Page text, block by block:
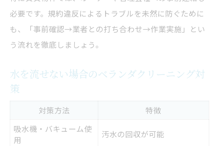
必要です。規約違反によるトラブルを未然に防ぐために
も、「事前確認→業者との打ち合わせ→作業実施」とい
う流れを徹底しましょう。
水を流せない場合のベランダクリーニング対
策
対策方法
特徴
吸水機・バキューム使
用
汚水の回収が可能